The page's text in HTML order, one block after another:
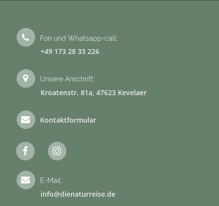
Fon und Whatsapp-call:
+49 173 28 33 226
Unsere Anschrift:
Kroatenstr. 81a, 47623 Kevelaer
Kontaktformular
E-Mail:
info@dienaturreise.de